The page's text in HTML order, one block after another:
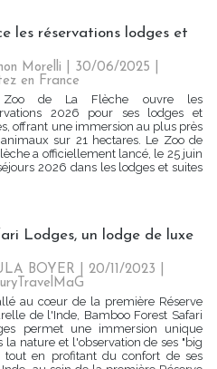
les réservations lodges et
Morelli | 30/06/2025
en France
de La Flèche ouvre les
2026 pour ses lodges et
offrant une immersion au plus près
sur 21 hectares. Le Zoo de
a officiellement lancé, le 25 juin
2026 dans les lodges et suites
Lodges, un lodge de luxe
BOYER | 20/11/2023
au cœur de la première Réserve
de l'Inde, Bamboo Forest Safari
permet une immersion unique
la nature et l'observation de ses "big
tout en profitant du confort de ses